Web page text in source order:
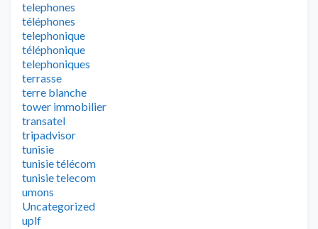
telephones
téléphones
telephonique
téléphonique
telephoniques
terrasse
terre blanche
tower immobilier
transatel
tripadvisor
tunisie
tunisie télécom
tunisie telecom
umons
Uncategorized
uplf